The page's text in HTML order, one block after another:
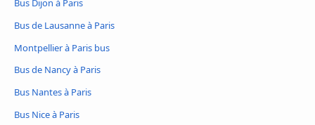
Bus Dijon à Paris
Bus de Lausanne à Paris
Montpellier à Paris bus
Bus de Nancy à Paris
Bus Nantes à Paris
Bus Nice à Paris